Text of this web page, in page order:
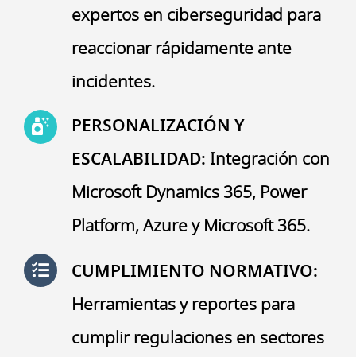
expertos en ciberseguridad para
reaccionar rápidamente ante
incidentes.
PERSONALIZACIÓN Y
ESCALABILIDAD: Integración con
Microsoft Dynamics 365, Power
Platform, Azure y Microsoft 365.
CUMPLIMIENTO NORMATIVO:
Herramientas y reportes para
cumplir regulaciones en sectores